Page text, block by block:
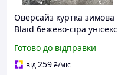
Оверсайз куртка зимова
Blaid бежево-сіра унісекс
чоловічий бежевий сірий
теплий на зиму
Готово до відправки
від259₴/міс